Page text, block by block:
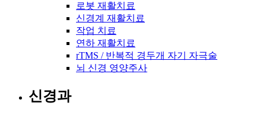
로봇 재활치료
신경계 재활치료
작업 치료
연하 재활치료
rTMS / 반복적 경두개 자기 자극술
뇌 신경 영양주사
신경과